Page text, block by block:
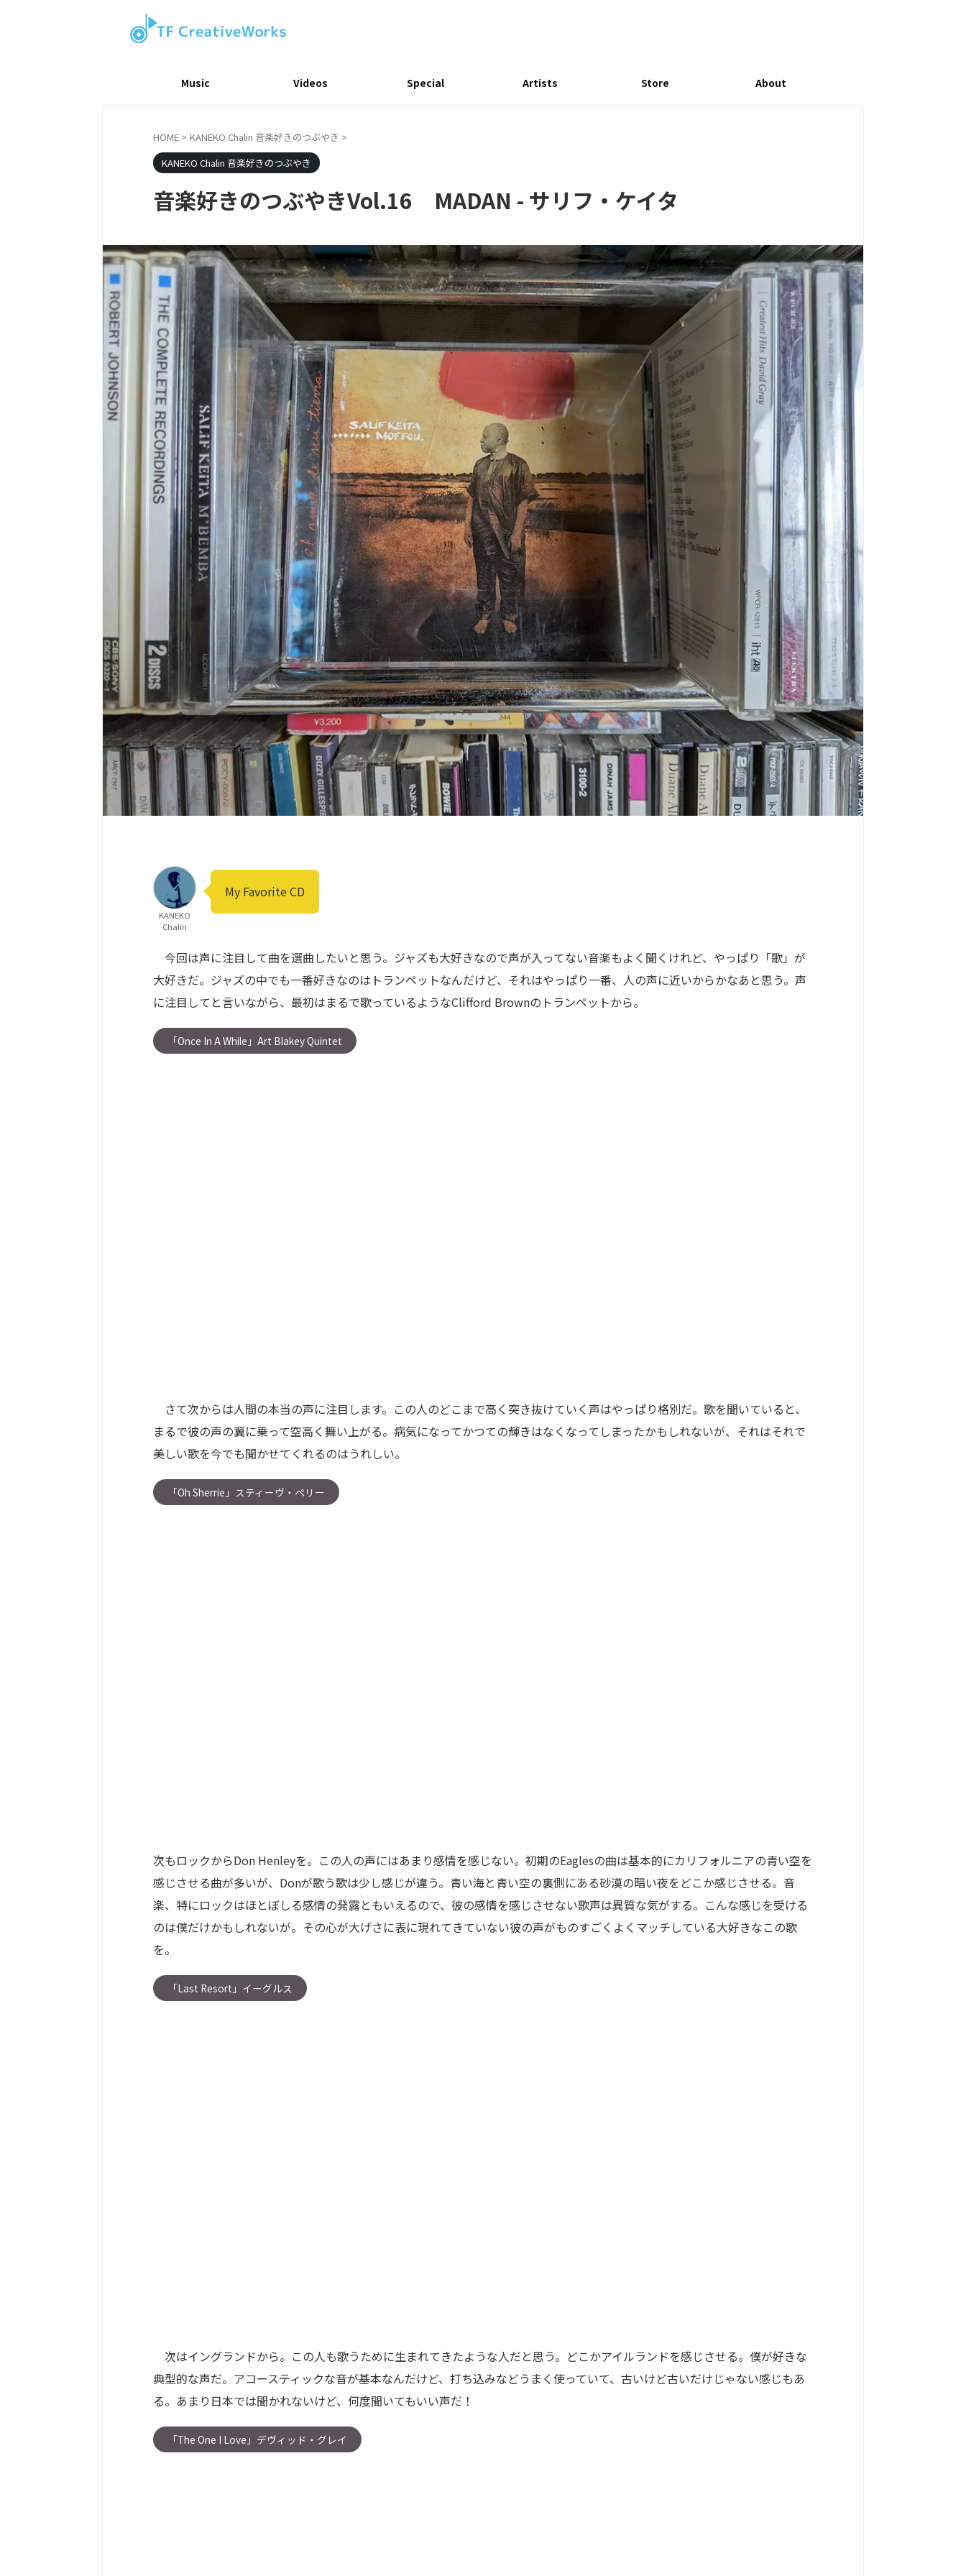
Music Videos Special Artists Store About
HOME > KANEKO Chalin 音楽好きのつぶやき >
KANEKO Chalin 音楽好きのつぶやき
音楽好きのつぶやきVol.16 MADAN - サリフ・ケイタ
KANEKO
Chalin
My Favorite CD
今回は声に注目して曲を選曲したいと思う。ジャズも大好きなので声が入ってない音楽もよく聞くけれど、やっぱり「歌」が
大好きだ。ジャズの中でも一番好きなのはトランペットなんだけど、それはやっぱり一番、人の声に近いからかなあと思う。声
に注目してと言いながら、最初はまるで歌っているようなClifford Brownのトランペットから。
「Once In A While」Art Blakey Quintet
さて次からは人間の本当の声に注目します。この人のどこまで高く突き抜けていく声はやっぱり格別だ。歌を聞いていると、
まるで彼の声の翼に乗って空高く舞い上がる。病気になってかつての輝きはなくなってしまったかもしれないが、それはそれで
美しい歌を今でも聞かせてくれるのはうれしい。
「Oh Sherrie」スティーヴ・ペリー
次もロックからDon Henleyを。この人の声にはあまり感情を感じない。初期のEaglesの曲は基本的にカリフォルニアの青い空を
感じさせる曲が多いが、Donが歌う歌は少し感じが違う。青い海と青い空の裏側にある砂漠の暗い夜をどこか感じさせる。音
楽、特にロックはほとぼしる感情の発露ともいえるので、彼の感情を感じさせない歌声は異質な気がする。こんな感じを受ける
のは僕だけかもしれないが。その心が大げさに表に現れてきていない彼の声がものすごくよくマッチしている大好きなこの歌
を。
「Last Resort」イーグルス
次はイングランドから。この人も歌うために生まれてきたような人だと思う。どこかアイルランドを感じさせる。僕が好きな
典型的な声だ。アコースティックな音が基本なんだけど、打ち込みなどうまく使っていて、古いけど古いだけじゃない感じもあ
る。あまり日本では聞かれないけど、何度聞いてもいい声だ！
「The One I Love」デヴィッド・グレイ